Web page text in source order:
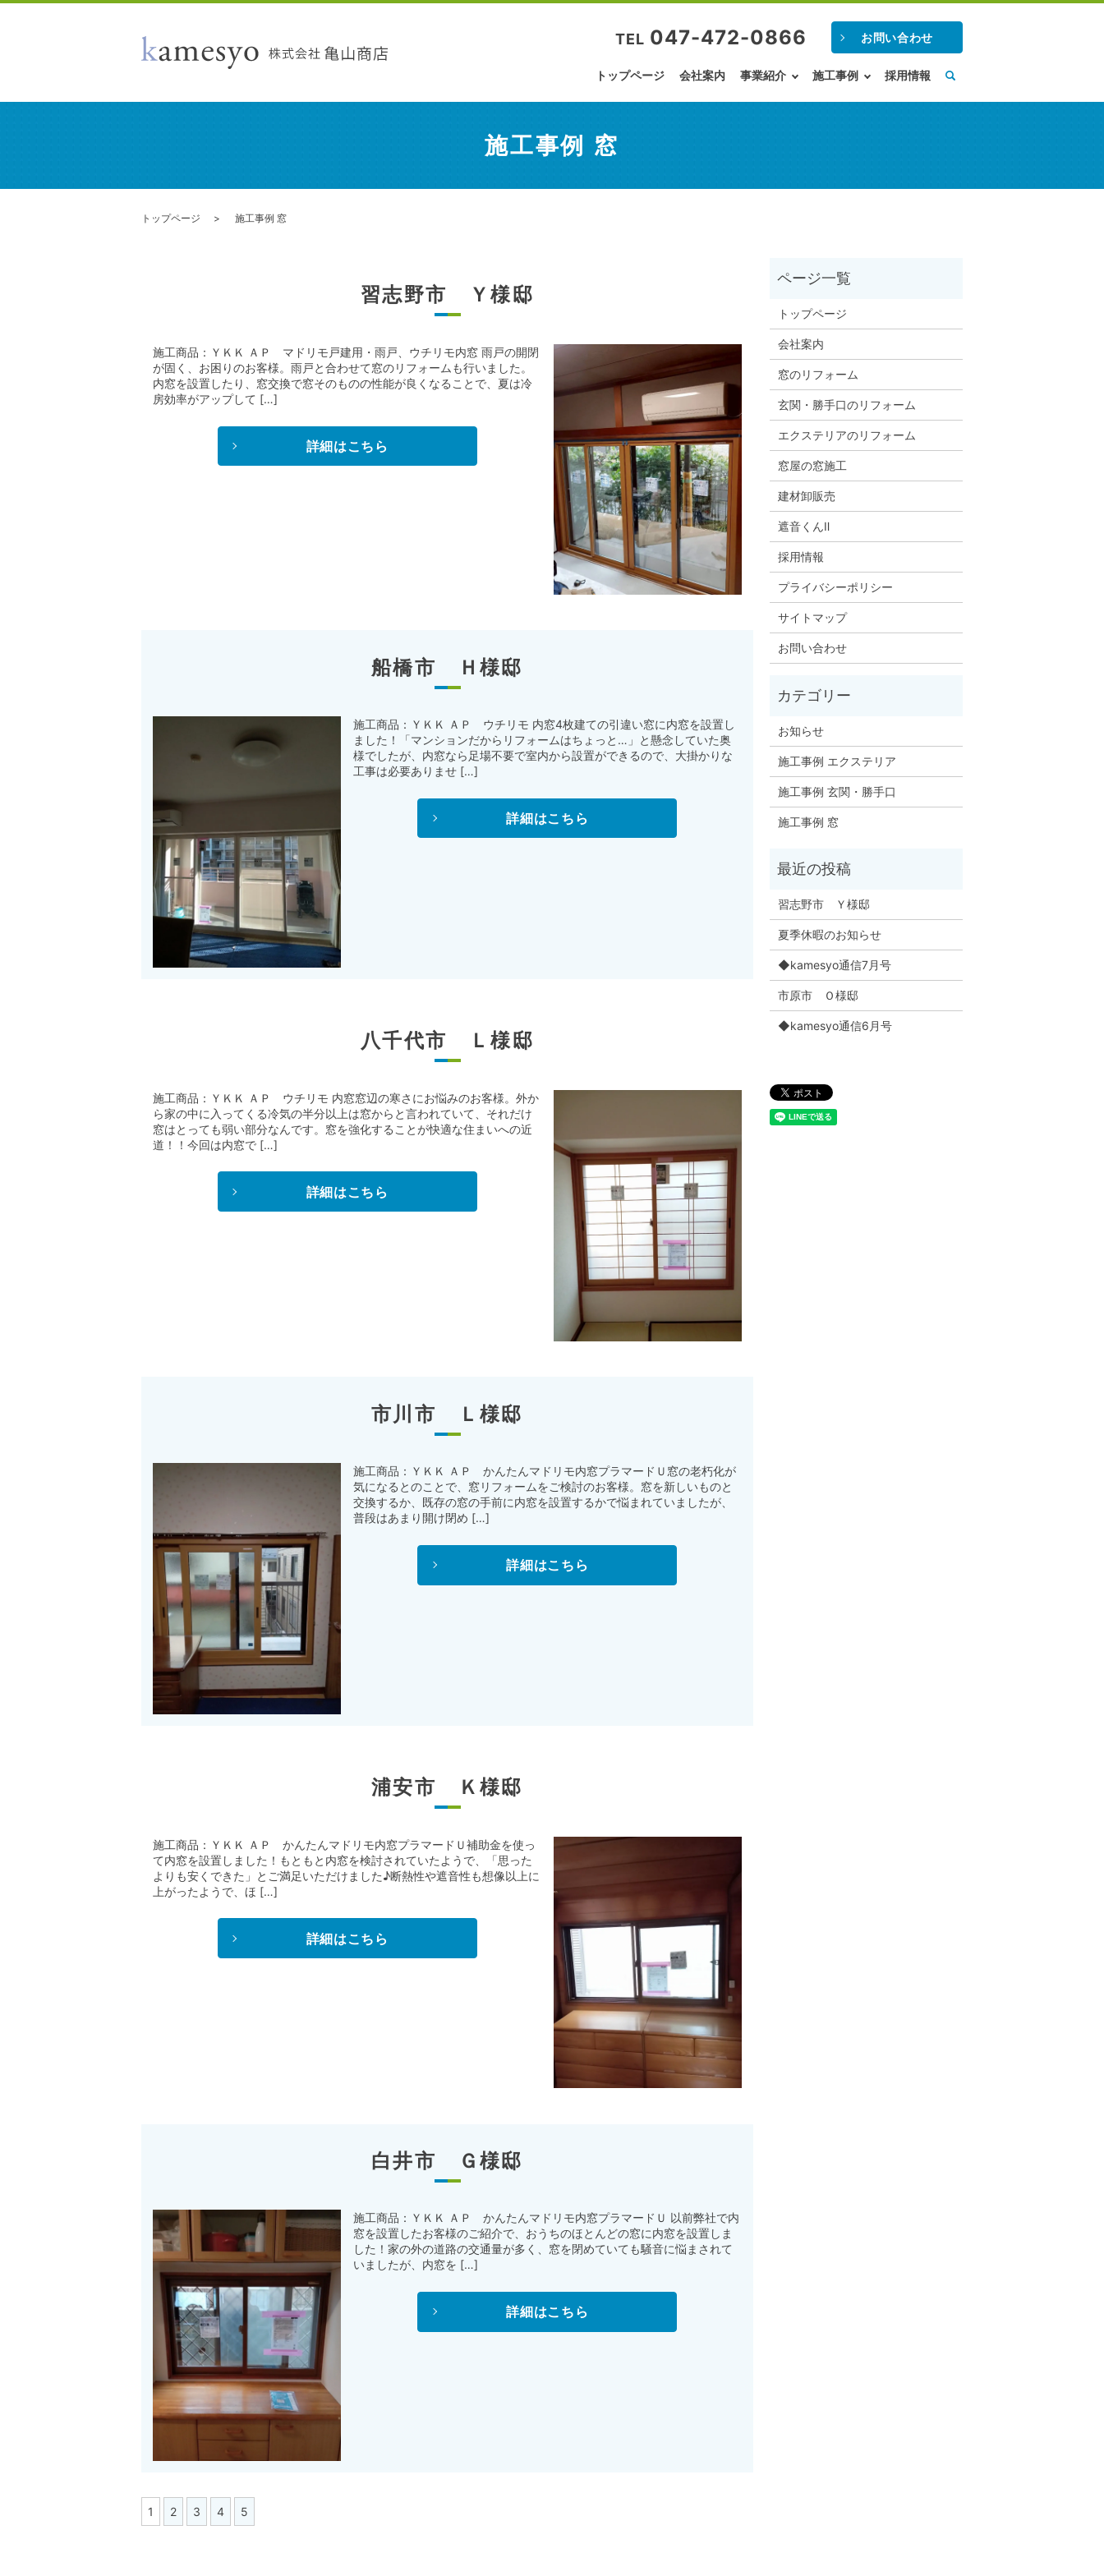
トップページ 会社案内 事業紹介 施工事例 採用情報
TEL 047-472-0866 お問い合わせ
施工事例 窓
トップページ 施工事例 窓
習志野市 Ｙ様邸
施工商品：ＹＫＫ ＡＰ マドリモ戸建用・雨戸、ウチリモ内窓 雨戸の開閉
が固く、お困りのお客様。雨戸と合わせて窓のリフォームも行いました。
内窓を設置したり、窓交換で窓そのものの性能が良くなることで、夏は冷
房効率がアップして […]
詳細はこちら
船橋市 Ｈ様邸
施工商品：ＹＫＫ ＡＰ ウチリモ 内窓4枚建ての引違い窓に内窓を設置し
ました！「マンションだからリフォームはちょっと…」と懸念していた奥
様でしたが、内窓なら足場不要で室内から設置ができるので、大掛かりな
工事は必要ありませ […]
詳細はこちら
八千代市 Ｌ様邸
施工商品：ＹＫＫ ＡＰ ウチリモ 内窓窓辺の寒さにお悩みのお客様。外か
ら家の中に入ってくる冷気の半分以上は窓からと言われていて、それだけ
窓はとっても弱い部分なんです。窓を強化することが快適な住まいへの近
道！！今回は内窓で […]
詳細はこちら
市川市 Ｌ様邸
施工商品：ＹＫＫ ＡＰ かんたんマドリモ内窓プラマードＵ窓の老朽化が
気になるとのことで、窓リフォームをご検討のお客様。窓を新しいものと
交換するか、既存の窓の手前に内窓を設置するかで悩まれていましたが、
普段はあまり開け閉め […]
詳細はこちら
浦安市 Ｋ様邸
施工商品：ＹＫＫ ＡＰ かんたんマドリモ内窓プラマードＵ補助金を使っ
て内窓を設置しました！もともと内窓を検討されていたようで、「思った
よりも安くできた」とご満足いただけました♪断熱性や遮音性も想像以上に
上がったようで、ほ […]
詳細はこちら
白井市 Ｇ様邸
施工商品：ＹＫＫ ＡＰ かんたんマドリモ内窓プラマードＵ 以前弊社で内
窓を設置したお客様のご紹介で、おうちのほとんどの窓に内窓を設置しま
した！家の外の道路の交通量が多く、窓を閉めていても騒音に悩まされて
いましたが、内窓を […]
詳細はこちら
1 2 3 4 5
トップページ
会社案内
窓のリフォーム
玄関・勝手口のリフォーム
エクステリアのリフォーム
窓屋の窓施工
建材卸販売
遮音くんⅡ
採用情報
プライバシーポリシー
サイトマップ
お問い合わせ
お知らせ
施工事例 エクステリア
施工事例 玄関・勝手口
施工事例 窓
習志野市 Ｙ様邸
夏季休暇のお知らせ
◆kamesyo通信7月号
市原市 Ｏ様邸
◆kamesyo通信6月号